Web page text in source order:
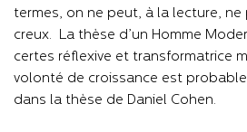
termes, on ne peut, à la lecture, ne
creux. La thèse d’un Homme
certes réflexive et transformatrice
volonté de croissance est
dans la thèse de Daniel Cohen.